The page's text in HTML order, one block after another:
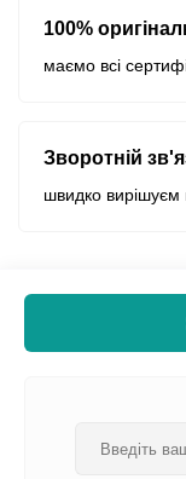
100%
маємо всі
Зворотній
швидко вирішуєм